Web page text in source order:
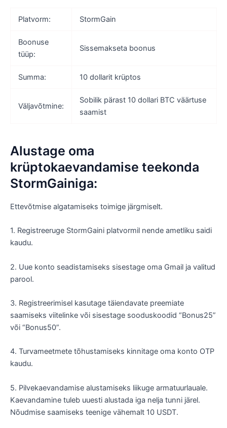
Platvorm: StormGain
Boonuse
tüüp:
Sissemakseta boonus
Summa: 10 dollarit krüptos
Väljavõtmine:
Sobilik pärast 10 dollari BTC väärtuse
saamist
Alustage oma
krüptokaevandamise teekonda
StormGainiga:
Ettevõtmise algatamiseks toimige järgmiselt.
1. Registreeruge StormGaini platvormil nende ametliku saidi
kaudu.
2. Uue konto seadistamiseks sisestage oma Gmail ja valitud
parool.
3. Registreerimisel kasutage täiendavate preemiate
saamiseks viitelinke või sisestage sooduskoodid “Bonus25”
või “Bonus50”.
4. Turvameetmete tõhustamiseks kinnitage oma konto OTP
kaudu.
5. Pilvekaevandamise alustamiseks liikuge armatuurlauale.
Kaevandamine tuleb uuesti alustada iga nelja tunni järel.
Nõudmise saamiseks teenige vähemalt 10 USDT.